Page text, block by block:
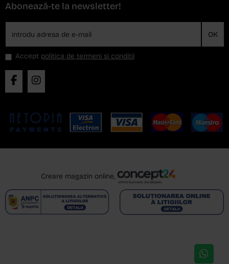
Abonează-te la newsletter!
OK
Accept politica de termeni si conditii
Creare magazin online,